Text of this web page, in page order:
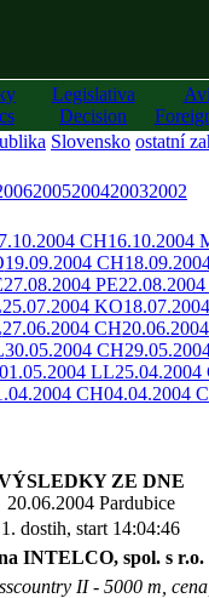
Legislativa
Decision
Slovensko ostatní
2005200420032002
CH16.10.2004
19.09.2004 CH
27.08.2004 PE
25.07.2004 KO
27.06.2004 CH
30.05.2004 CH
01.05.2004 LL25.04.2004
CH04.04.2004
ZE DNE
20.06.2004 Pardubice
1. dostih, start 14:04:46
INTELCO, spol. s
II - 5000 m,